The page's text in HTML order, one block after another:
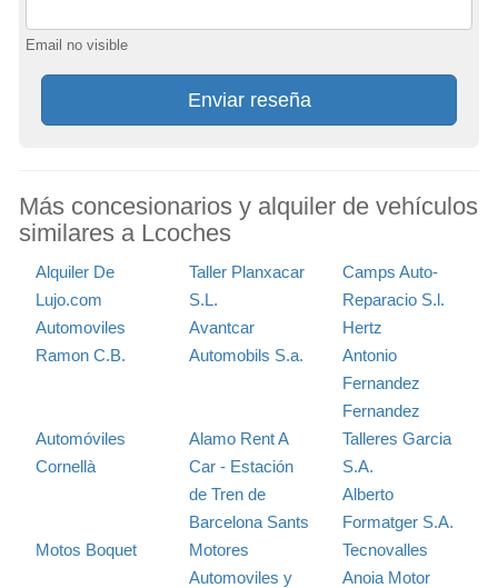
Email no visible
Enviar reseña
Más concesionarios y alquiler de vehículos
similares a Lcoches
Alquiler De
Lujo.com
Taller Planxacar
S.L.
Camps Auto-
Reparacio S.l.
Automoviles
Ramon C.B.
Avantcar
Automobils S.a.
Hertz
Antonio
Fernandez
Fernandez
Automóviles
Cornellà
Alamo Rent A
Car - Estación
de Tren de
Barcelona Sants
Talleres Garcia
S.A.
Alberto
Formatger S.A.
Motos Boquet
Motores
Automoviles y
Tecnovalles
Anoia Motor